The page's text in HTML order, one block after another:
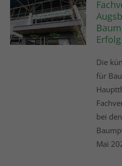
elit.
Aenean commodo ligula eget
Cum sociis natoque
quam felis, ultricies nec.
Erfolg
Die
für
bei
Mai